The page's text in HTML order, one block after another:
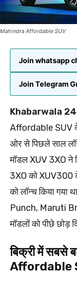
Mahindra Affordable SUV
Join whatsapp
Join Telegram
Khabarwala
Affordable SUV
ओर से पिछले साल
मॉडल XUV 3XO ने
3XO को
को लॉन्च किया
Punch, Maruti
मॉडलों को पीछे छोड़
बिक्री में सबसे
Affordable